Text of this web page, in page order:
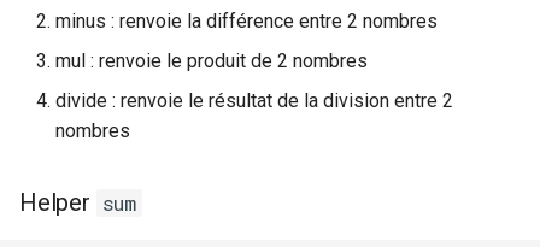
minus : renvoie la différence entre 2 nombres
mul : renvoie le produit de 2 nombres
divide : renvoie le résultat de la division entre 2
nombres
Helper sum